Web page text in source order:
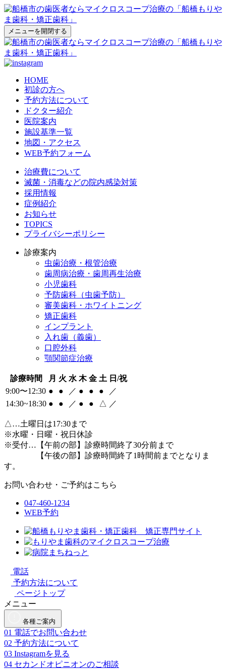
メニューを開閉する
HOME
初診の方へ
予約方法について
ドクター紹介
医院案内
施設基準一覧
地図・アクセス
WEB予約フォーム
治療費について
滅菌・消毒などの院内感染対策
採用情報
症例紹介
お知らせ
TOPICS
プライバシーポリシー
診療案内
虫歯治療・根管治療
歯周病治療・歯周再生治療
小児歯科
予防歯科（虫歯予防）
審美歯科・ホワイトニング
矯正歯科
インプラント
入れ歯（義歯）
口腔外科
顎関節症治療
診療時間 月 火 水 木 金 土 日/祝
9:00〜12:30 ● ● ／ ● ● ●
／
14:30~18:30 ● ● ／ ● ● △ ／
△…土曜日は17:30まで
※水曜・日曜・祝日休診
※受付…【午前の部】診療時間終了30分前まで
【午後の部】診療時間終了1時間前までとなりま
す。
お問い合わせ・ご予約はこちら
047-460-1234
WEB予約
電話
予約方法について
ページトップ
メニュー
各種ご案内
01 電話でお問い合わせ
02 予約方法について
03 Instagramを見る
04 セカンドオピニオンのご相談